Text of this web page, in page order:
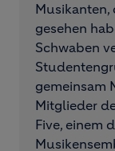
Musikanten,
gesehen
Schwaben
gemeinsam
Mitglieder
Five, einem